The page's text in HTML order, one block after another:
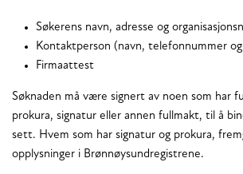
Søkerens navn, adresse og
Kontaktperson (navn, telefonnummer
Firmaattest
Søknaden må være signert av noen som har
prokura, signatur eller annen fullmakt, til å
sett. Hvem som har signatur og prokura,
opplysninger i Brønnøysundregistrene.